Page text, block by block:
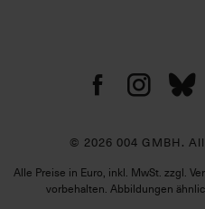
© 2026 004 GMBH.
Alle Preise in Euro, inkl. MwSt. zzgl.
vorbehalten. Abbildungen